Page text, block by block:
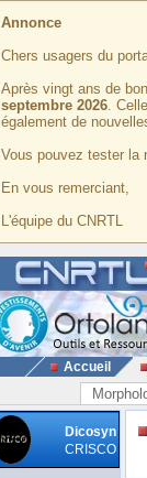
Annonce
Chers usagers du
Après vingt ans de
septembre 2026.
également de
Vous pouvez tester la
En vous remerciant,
L'équipe du CNRTL
Accueil
Dicosyn
CRISCO